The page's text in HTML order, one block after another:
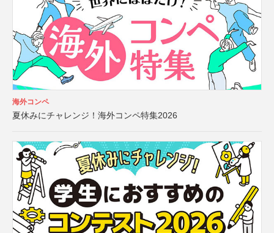
海外コンペ
夏休みにチャレンジ！海外コンペ特集2026